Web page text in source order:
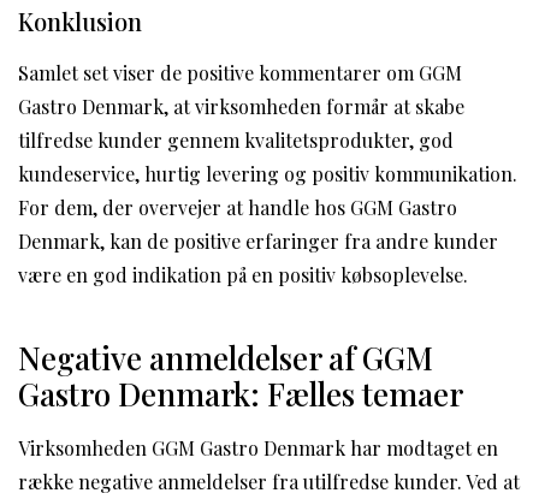
Konklusion
Samlet set viser de positive kommentarer om GGM
Gastro Denmark, at virksomheden formår at skabe
tilfredse kunder gennem kvalitetsprodukter, god
kundeservice, hurtig levering og positiv kommunikation.
For dem, der overvejer at handle hos GGM Gastro
Denmark, kan de positive erfaringer fra andre kunder
være en god indikation på en positiv købsoplevelse.
Negative anmeldelser af GGM
Gastro Denmark: Fælles temaer
Virksomheden GGM Gastro Denmark har modtaget en
række negative anmeldelser fra utilfredse kunder. Ved at